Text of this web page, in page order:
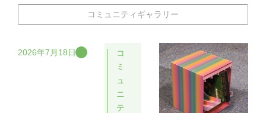
コミュニティギャラリー
2026年7月18日
コ
ミ
ュ
ニ
テ